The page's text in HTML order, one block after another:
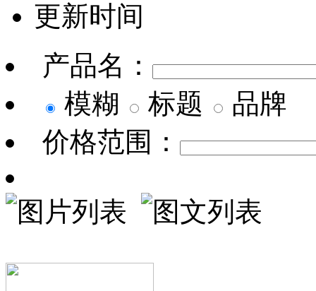
更新时间
产品名：
模糊
标题
品牌
价格范围：